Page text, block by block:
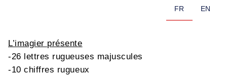
FR EN
L’imagier présente
-26 lettres rugueuses majuscules
-10 chiffres rugueux